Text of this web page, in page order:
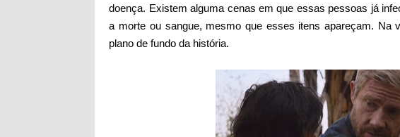
doença. Existem alguma cenas em que essas pessoas já
a morte ou sangue, mesmo que esses itens apareçam. Na
plano de fundo da história.